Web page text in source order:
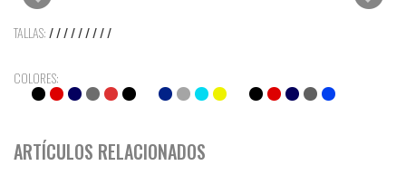
TALLAS:/ / / / / / / / /
COLORES:
ARTÍCULOS RELACIONADOS